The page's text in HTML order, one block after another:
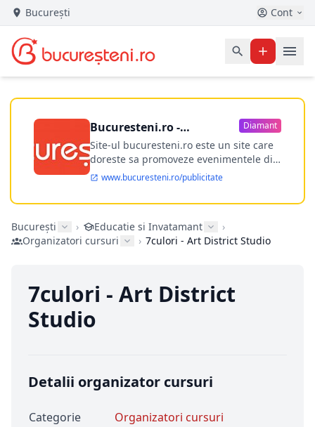
București Cont
Bucuresteni.ro -
publicitate online
Diamant
Site-ul bucuresteni.ro este un site care
doreste sa promoveze evenimentele din
Bucuresti si nu numai, sa puna la
dispozitia utilizatorului cea mai
performanta harta electronica a
ofere posibilitatea firmel...
www.bucuresteni.ro/publicitate
București › Educatie si Invatamant
›
Organizatori cursuri
› 7culori - Art District Studio
7culori - Art District
Studio
Detalii organizator cursuri
Categorie Organizatori cursuri